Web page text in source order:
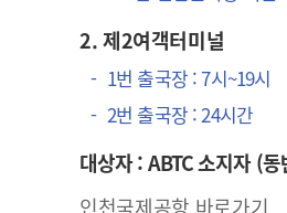
2. 제2여객터미널
1번 출국장 : 7시~19시
2번 출국장 : 24시간
대상자 : ABTC 소지자 (
인천국제공항 바로가기